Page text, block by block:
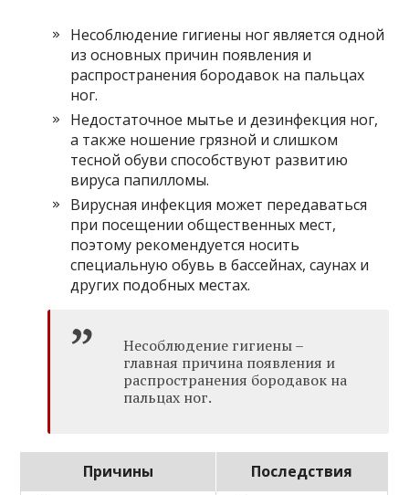
Несоблюдение гигиены ног является одной
из основных причин появления и
распространения бородавок на пальцах
ног.
Недостаточное мытье и дезинфекция ног,
а также ношение грязной и слишком
тесной обуви способствуют развитию
вируса папилломы.
Вирусная инфекция может передаваться
при посещении общественных мест,
поэтому рекомендуется носить
специальную обувь в бассейнах, саунах и
других подобных местах.
Несоблюдение гигиены –
главная причина появления и
распространения бородавок на
пальцах ног.
Причины
Последствия